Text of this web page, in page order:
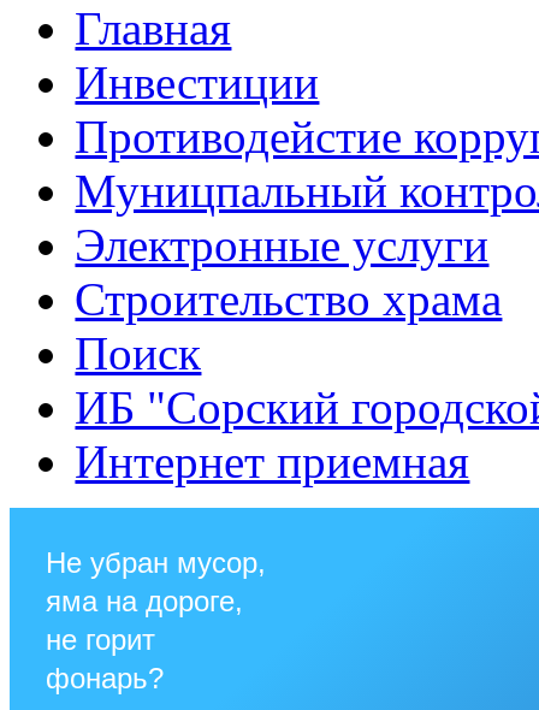
Главная
Инвестиции
Противодейстие
Муницпальный
Электронные услуги
Строительство храма
Поиск
ИБ "Сорский
Интернет приемная
Не убран мусор,
яма на дороге,
не горит
фонарь?